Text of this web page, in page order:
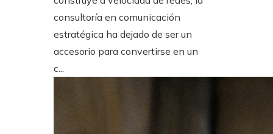
consultoría en comunicación
estratégica ha dejado de ser un
accesorio para convertirse en un
c...